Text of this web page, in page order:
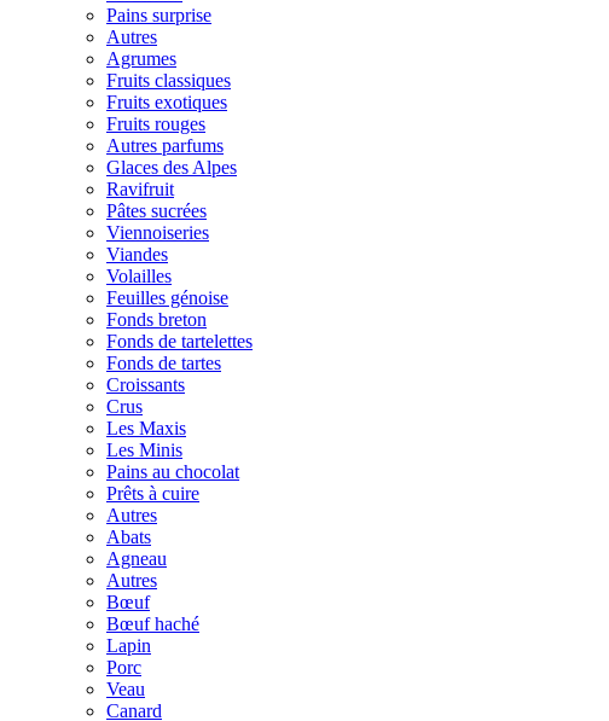
Pains surprise
Autres
Agrumes
Fruits classiques
Fruits exotiques
Fruits rouges
Autres parfums
Glaces des Alpes
Ravifruit
Pâtes sucrées
Viennoiseries
Viandes
Volailles
Feuilles génoise
Fonds breton
Fonds de tartelettes
Fonds de tartes
Croissants
Crus
Les Maxis
Les Minis
Pains au chocolat
Prêts à cuire
Autres
Abats
Agneau
Autres
Bœuf
Bœuf haché
Lapin
Porc
Veau
Canard